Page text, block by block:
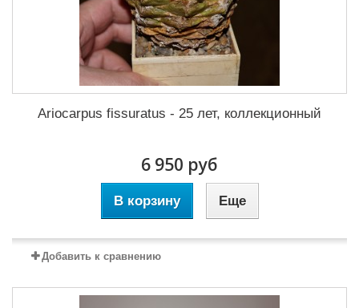
Ariocarpus fissuratus - 25 лет, коллекционный
6 950 руб
В корзину Еще
Добавить к сравнению